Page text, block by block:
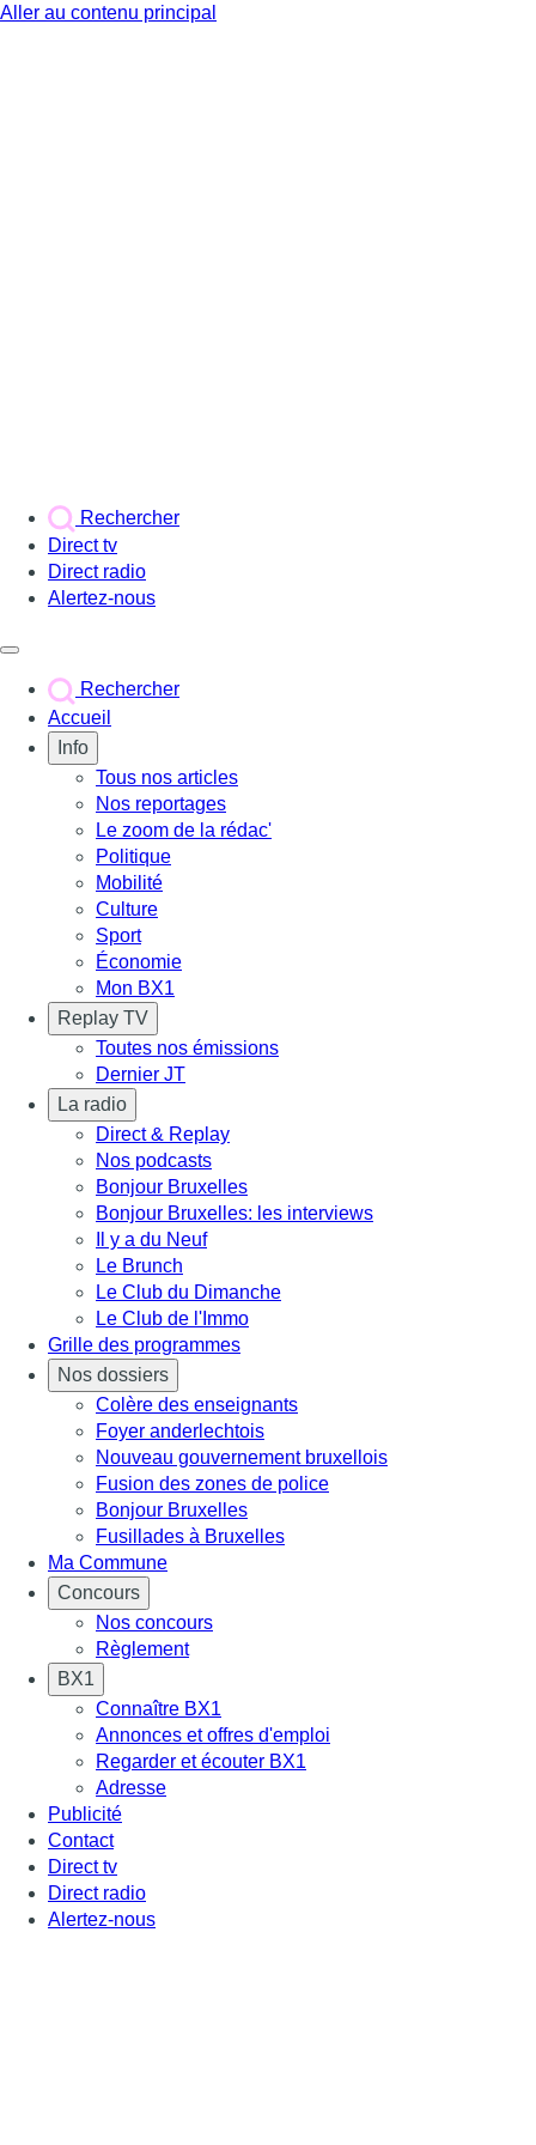
Aller au contenu principal
Rechercher
Direct tv
Direct radio
Alertez-nous
Rechercher
Accueil
Info
Tous nos articles
Nos reportages
Le zoom de la rédac'
Politique
Mobilité
Culture
Sport
Économie
Mon BX1
Replay TV
Toutes nos émissions
Dernier JT
La radio
Direct & Replay
Nos podcasts
Bonjour Bruxelles
Bonjour Bruxelles: les interviews
Il y a du Neuf
Le Brunch
Le Club du Dimanche
Le Club de l'Immo
Grille des programmes
Nos dossiers
Colère des enseignants
Foyer anderlechtois
Nouveau gouvernement bruxellois
Fusion des zones de police
Bonjour Bruxelles
Fusillades à Bruxelles
Ma Commune
Concours
Nos concours
Règlement
BX1
Connaître BX1
Annonces et offres d'emploi
Regarder et écouter BX1
Adresse
Publicité
Contact
Direct tv
Direct radio
Alertez-nous